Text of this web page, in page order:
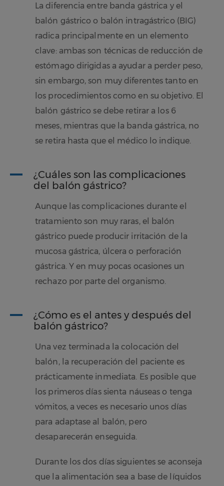
La diferencia entre banda gástrica y el
balón gástrico o balón intragástrico (BIG)
radica principalmente en un elemento
clave: ambas son técnicas de reducción de
estómago dirigidas a ayudar a perder peso,
sin embargo, son muy diferentes tanto en
los procedimientos como en su objetivo. El
balón gástrico se debe retirar a los 6
meses, mientras que la banda gástrica, no
se retira hasta que el médico lo indique.
A
¿Cuáles son las complicaciones
del balón gástrico?
Aunque las complicaciones durante el
tratamiento son muy raras, el balón
gástrico puede producir irritación de la
mucosa gástrica, úlcera o perforación
gástrica. Y en muy pocas ocasiones un
rechazo por parte del organismo.
A
¿Cómo es el antes y después del
balón gástrico?
Una vez terminada la colocación del
balón, la recuperación del paciente es
prácticamente inmediata. Es posible que
los primeros días sienta náuseas o tenga
vómitos, a veces es necesario unos días
para adaptase al balón, pero
desaparecerán enseguida.
Durante los dos días siguientes se aconseja
que la alimentación sea a base de líquidos